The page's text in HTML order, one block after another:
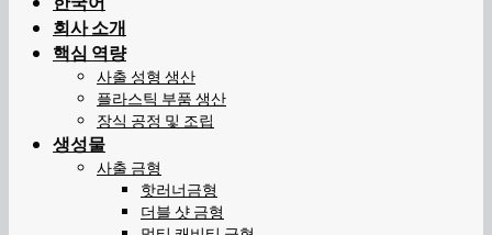
회사 소개
핵심 역량
사출 성형 생산
플라스틱 부품 생산
장식 공정 및 조립
생성물
사출 금형
핫러너금형
더블 샷 금형